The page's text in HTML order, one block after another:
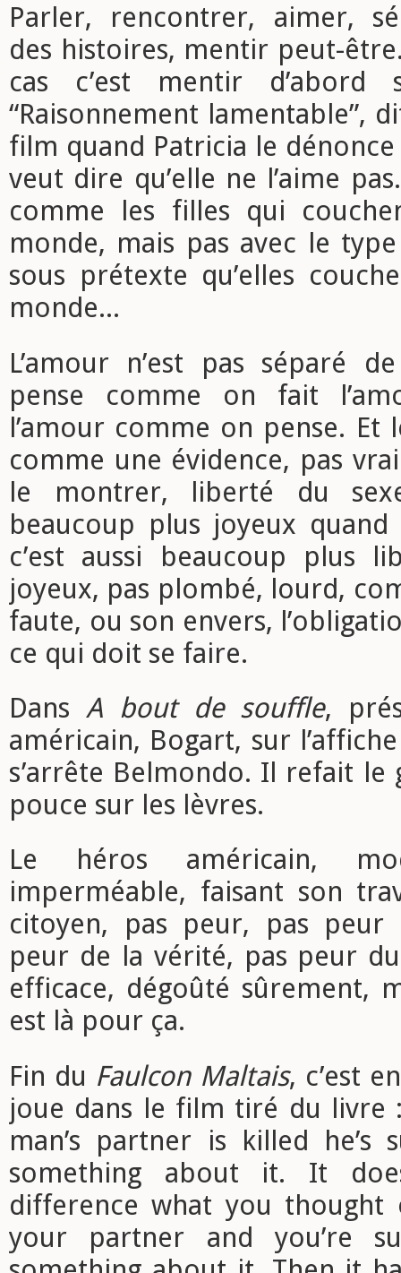
Parler, rencontrer, aimer,
des histoires, mentir peut-
cas c’est mentir d’abord
“Raisonnement lamentable”,
film quand Patricia le
veut dire qu’elle ne l’aime
comme les filles qui
monde, mais pas avec le
sous prétexte qu’elles
monde...
L’amour n’est pas séparé
pense comme on fait
l’amour comme on pense. Et
comme une évidence, pas
le montrer, liberté du
beaucoup plus joyeux quand
c’est aussi beaucoup plus
joyeux, pas plombé, lourd,
faute, ou son envers,
ce qui doit se faire.
Dans A bout de souffle,
américain, Bogart, sur
s’arrête Belmondo. Il refait le
pouce sur les lèvres.
Le héros américain,
imperméable, faisant son
citoyen, pas peur, pas peur
peur de la vérité, pas peur
efficace, dégoûté sûrement,
est là pour ça.
Fin du Faulcon Maltais, c’est
joue dans le film tiré du livre
man’s partner is killed he’s
something about it. It
difference what you thought
your partner and you’re